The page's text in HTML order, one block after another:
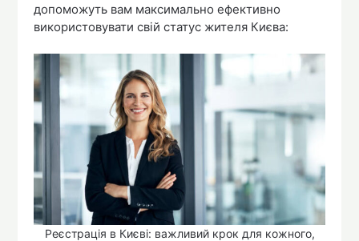
допоможуть вам максимально ефективно
використовувати свій статус жителя Києва:
Реєстрація в Києві: важливий крок для кожного,